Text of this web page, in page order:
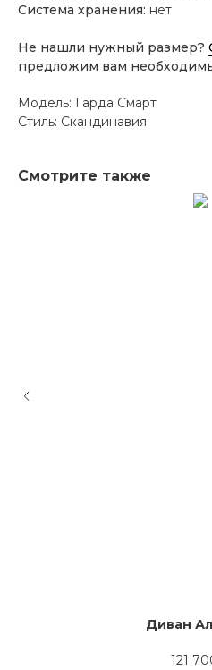
Система хранения: нет
Не нашли нужный размер?
предложим вам
Модель: Гарда Смарт
Стиль: Скандинавия
Смотрите также
Диван
121